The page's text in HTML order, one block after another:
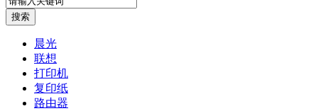
晨光
联想
打印机
复印纸
路由器